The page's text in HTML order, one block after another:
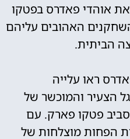
אוהדי פאדרס בפטקו
האהובים עליהם
הביתית.
ראו עלייה
הצעיר והמוכשר של
פטקו פארק. עם
הפחות מוצלחות של